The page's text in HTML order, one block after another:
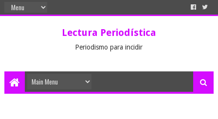
Lectura Periodística
Periodismo para incidir